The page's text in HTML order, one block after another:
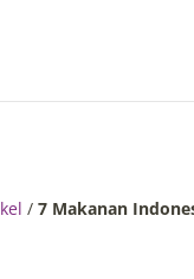
/7 Makanan